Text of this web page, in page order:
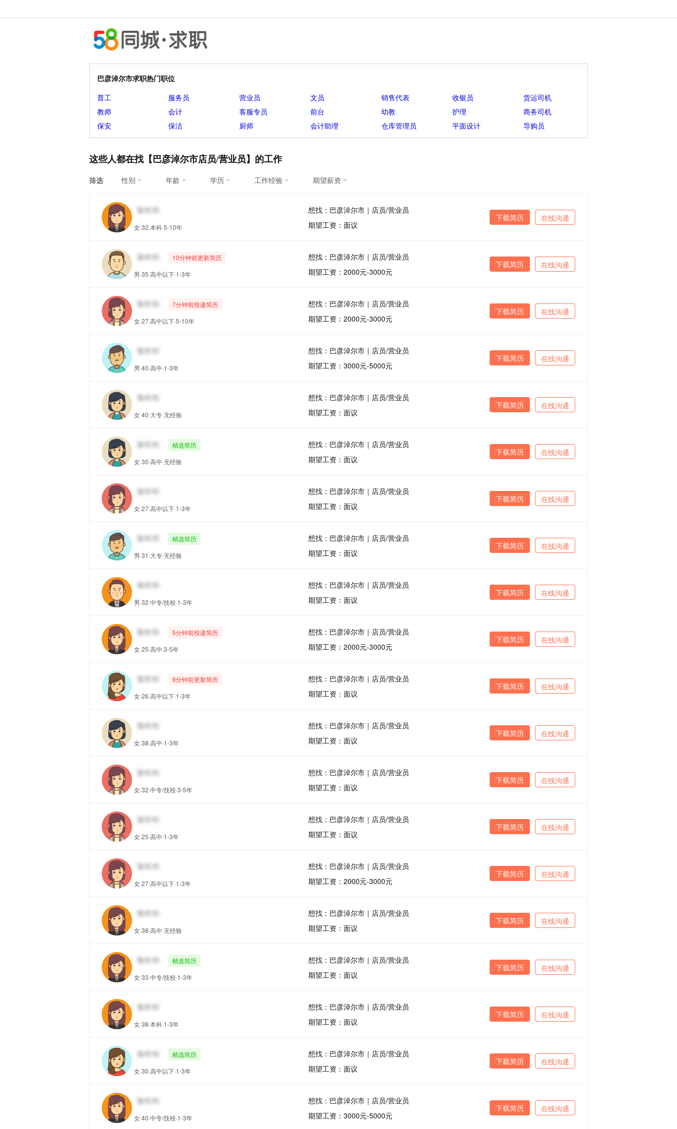
巴彦淖尔市求职热门职位
普工 服务员 营业员 文员 销售代表 收银员
货运司机
教师
会计 客服专员 前台 幼教 护理
商务司机
保安
保洁 厨师 会计助理 仓库管理员 平面设计 导购员
这些人都在找【巴彦淖尔市店员/营业员】的工作
筛选 性别 年龄 学历 工作经验 期望薪资
女·32·本科·5-10年
想找：巴彦淖尔市｜店员/营业员
期望工资：面议
在线沟通
下载简历
10分钟前更新简历
男·35·高中以下·1-3年
想找：巴彦淖尔市｜店员/营业员
期望工资：2000元-3000元
在线沟通
下载简历
7分钟前投递简历
女·27·高中以下·5-10年
想找：巴彦淖尔市｜店员/营业员
期望工资：2000元-3000元
在线沟通
下载简历
男·40·高中·1-3年
想找：巴彦淖尔市｜店员/营业员
期望工资：3000元-5000元
在线沟通
下载简历
女·40·大专·无经验
想找：巴彦淖尔市｜店员/营业员
期望工资：面议
在线沟通
下载简历
精选简历
女·30·高中·无经验
想找：巴彦淖尔市｜店员/营业员
期望工资：面议
在线沟通
下载简历
女·27·高中以下·1-3年
想找：巴彦淖尔市｜店员/营业员
期望工资：面议
在线沟通
下载简历
精选简历
男·31·大专·无经验
想找：巴彦淖尔市｜店员/营业员
期望工资：面议
在线沟通
下载简历
男·32·中专/技校·1-3年
想找：巴彦淖尔市｜店员/营业员
期望工资：面议
在线沟通
下载简历
5分钟前投递简历
女·25·高中·3-5年
想找：巴彦淖尔市｜店员/营业员
期望工资：2000元-3000元
在线沟通
下载简历
9分钟前更新简历
女·26·高中以下·1-3年
想找：巴彦淖尔市｜店员/营业员
期望工资：面议
在线沟通
下载简历
女·38·高中·1-3年
想找：巴彦淖尔市｜店员/营业员
期望工资：面议
在线沟通
下载简历
女·32·中专/技校·3-5年
想找：巴彦淖尔市｜店员/营业员
期望工资：面议
在线沟通
下载简历
女·25·高中·1-3年
想找：巴彦淖尔市｜店员/营业员
期望工资：面议
在线沟通
下载简历
女·27·高中以下·1-3年
想找：巴彦淖尔市｜店员/营业员
期望工资：2000元-3000元
在线沟通
下载简历
女·38·高中·无经验
想找：巴彦淖尔市｜店员/营业员
期望工资：面议
在线沟通
下载简历
精选简历
女·33·中专/技校·1-3年
想找：巴彦淖尔市｜店员/营业员
期望工资：面议
在线沟通
下载简历
女·38·本科·1-3年
想找：巴彦淖尔市｜店员/营业员
期望工资：面议
在线沟通
下载简历
精选简历
女·30·高中以下·1-3年
想找：巴彦淖尔市｜店员/营业员
期望工资：面议
在线沟通
下载简历
女·40·中专/技校·1-3年
想找：巴彦淖尔市｜店员/营业员
期望工资：3000元-5000元
在线沟通
下载简历